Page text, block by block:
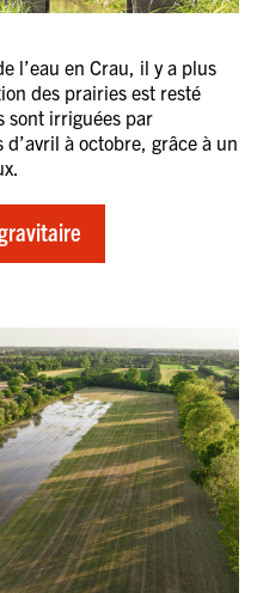
l’eau en Crau, il y a plus
des prairies est resté
sont irriguées par
à octobre, grâce à un